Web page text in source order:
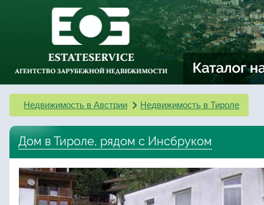
Недвижимость в Австрии Недвижимость в Тироле
Дом в Тироле, рядом с Инсбруком